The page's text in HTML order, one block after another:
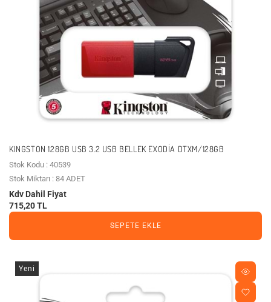
KINGSTON 128GB USB 3.2 USB BELLEK EXODIA DTXM/128GB
Stok Kodu : 40539
Stok Miktarı : 84 ADET
Kdv Dahil Fiyat
715,20 TL
SEPETE EKLE
Yeni